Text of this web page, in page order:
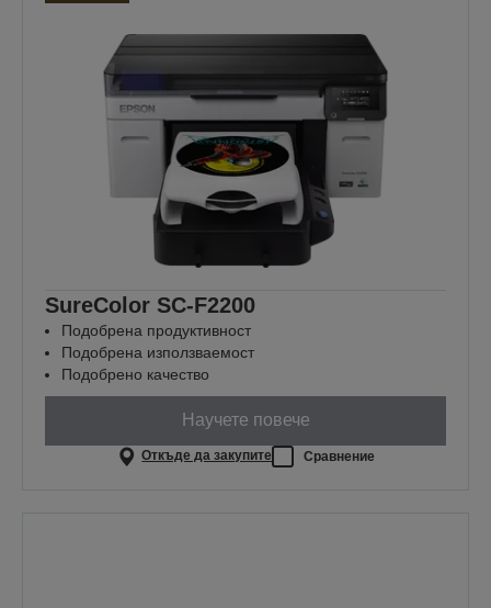
SureColor SC-F2200
Подобрена продуктивност
Подобрена използваемост
Подобрено качество
Научете повече
Откъде да закупите Сравнение